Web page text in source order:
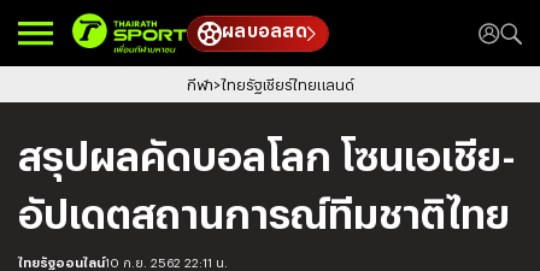
ผลบอลสด
กีฬา ไทยรัฐเชียร์ไทยแลนด์
สรุปผลคัดบอลโลก โซนเอเชีย-
อัปเดตสถานการณ์ทีมชาติไทย
ไทยรัฐออนไลน์10 ก.ย. 2562 22:11 น.